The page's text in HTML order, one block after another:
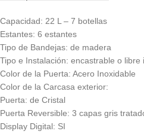
Capacidad: 22 L – 7 botellas
Estantes: 6 estantes
Tipo de Bandejas: de madera
Tipo e Instalación: encastrable o libre
Color de la Puerta: Acero Inoxidable
Color de la Carcasa exterior:
Puerta: de Cristal
Puerta Reversible: 3 capas gris
Display Digital: SI